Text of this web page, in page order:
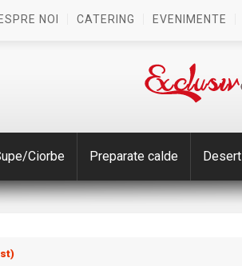
NOI CATERING EVENIMENTE
Ciorbe Preparate calde Desert